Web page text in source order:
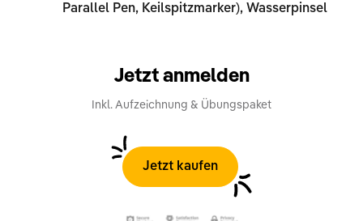
Parallel Pen, Keilspitzmarker), Wasserpinsel
Jetzt anmelden
Inkl. Aufzeichnung & Übungspaket
Jetzt kaufen